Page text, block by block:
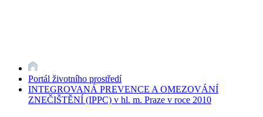
Portál životního prostředí
INTEGROVANÁ PREVENCE A OMEZOVÁNÍ
ZNEČIŠTĚNÍ (IPPC) v hl. m. Praze v roce 2010